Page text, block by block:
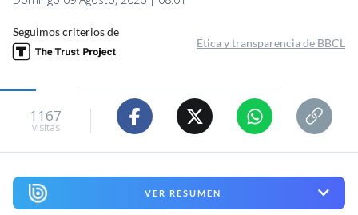
Seguimos criterios de
Ética y transparencia de BBCL
1167
visitas
VER RESUMEN